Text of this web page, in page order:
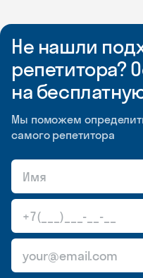
Не нашли
репетитора?
на
Мы поможем
самого репетитора